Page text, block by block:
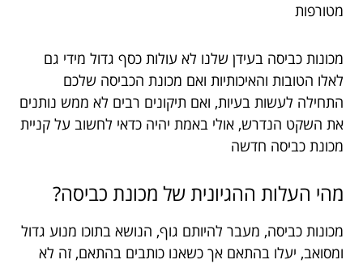
מטורפות
מכונות כביסה בעידן שלנו לא עולות כסף גדול מידי גם
לאלו הטובות והאיכותיות ואם מכונת הכביסה שלכם
התחילה לעשות בעיות, ואם תיקונים רבים לא ממש נותנים
את השקט הנדרש, אולי באמת יהיה כדאי לחשוב על קניית
מכונת כביסה חדשה
מהי העלות ההגיונית של מכונת כביסה?
מכונות כביסה, מעבר להיותם גוף, הנושא בתוכו מנוע גדול
ומסואב, יעלו בהתאם אך כשאנו כותבים בהתאם, זה לא